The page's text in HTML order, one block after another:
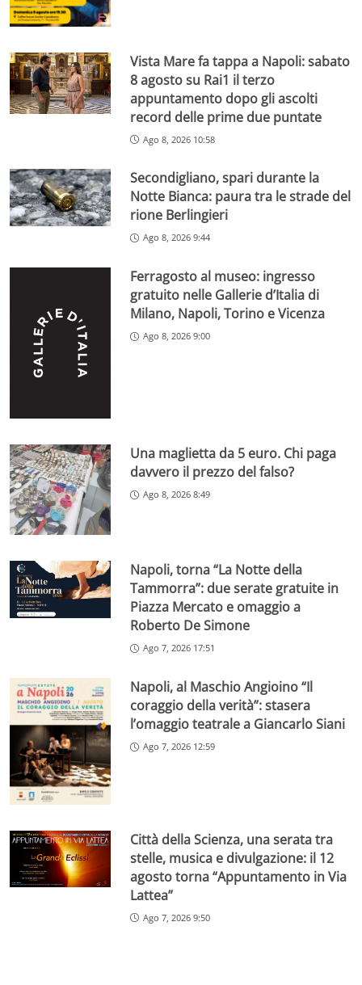
Vista Mare fa tappa a Napoli: sabato
8 agosto su Rai1 il terzo
appuntamento dopo gli ascolti
record delle prime due puntate
Ago 8, 2026 10:58
Secondigliano, spari durante la
Notte Bianca: paura tra le strade del
rione Berlingieri
Ago 8, 2026 9:44
Ferragosto al museo: ingresso
gratuito nelle Gallerie d’Italia di
Milano, Napoli, Torino e Vicenza
Ago 8, 2026 9:00
Una maglietta da 5 euro. Chi paga
davvero il prezzo del falso?
Ago 8, 2026 8:49
Napoli, torna “La Notte della
Tammorra”: due serate gratuite in
Piazza Mercato e omaggio a
Roberto De Simone
Ago 7, 2026 17:51
Napoli, al Maschio Angioino “Il
coraggio della verità”: stasera
l’omaggio teatrale a Giancarlo Siani
Ago 7, 2026 12:59
Città della Scienza, una serata tra
stelle, musica e divulgazione: il 12
agosto torna “Appuntamento in Via
Lattea”
Ago 7, 2026 9:50